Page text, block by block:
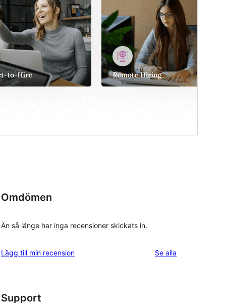
Omdömen
Än så länge har inga recensioner skickats in.
Lägg till min recension Se alla
Support